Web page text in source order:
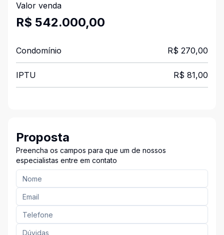
Valor venda
R$ 542.000,00
Condomínio R$ 270,00
IPTU R$ 81,00
Proposta
Preencha os campos para que um de nossos
especialistas entre em contato